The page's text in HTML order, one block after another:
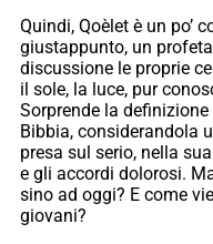
Quindi, Qoèlet è un po’
giustappunto, un
discussione le proprie
il sole, la luce, pur
Sorprende la
Bibbia, considerandola
presa sul serio, nella
e gli accordi dolorosi.
sino ad oggi? E come
giovani?